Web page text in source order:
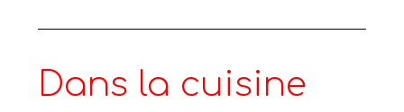
Dans la cuisine